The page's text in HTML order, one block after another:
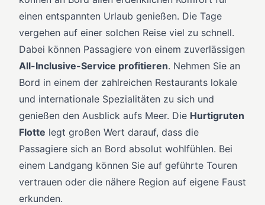
einen entspannten Urlaub genießen. Die Tage
vergehen auf einer solchen Reise viel zu schnell.
Dabei können Passagiere von einem zuverlässigen
All-Inclusive-Service profitieren. Nehmen Sie an
Bord in einem der zahlreichen Restaurants lokale
und internationale Spezialitäten zu sich und
genießen den Ausblick aufs Meer. Die Hurtigruten
Flotte legt großen Wert darauf, dass die
Passagiere sich an Bord absolut wohlfühlen. Bei
einem Landgang können Sie auf geführte Touren
vertrauen oder die nähere Region auf eigene Faust
erkunden.